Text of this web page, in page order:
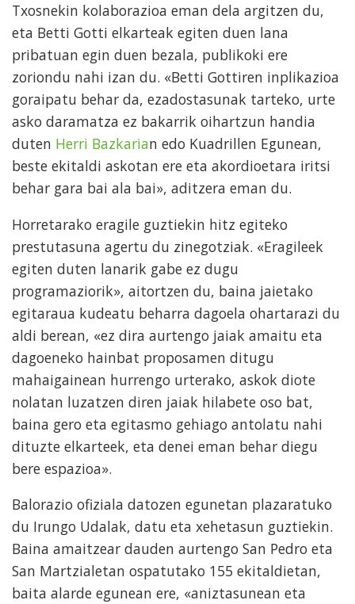
Txosnekin kolaborazioa eman dela argitzen du,
eta Betti Gotti elkarteak egiten duen lana
pribatuan egin duen bezala, publikoki ere
zoriondu nahi izan du. «Betti Gottiren inplikazioa
goraipatu behar da, ezadostasunak tarteko, urte
asko daramatza ez bakarrik oihartzun handia
duten Herri Bazkarian edo Kuadrillen Egunean,
beste ekitaldi askotan ere eta akordioetara iritsi
behar gara bai ala bai», aditzera eman du.
Horretarako eragile guztiekin hitz egiteko
prestutasuna agertu du zinegotziak. «Eragileek
egiten duten lanarik gabe ez dugu
programaziorik», aitortzen du, baina jaietako
egitaraua kudeatu beharra dagoela ohartarazi du
aldi berean, «ez dira aurtengo jaiak amaitu eta
dagoeneko hainbat proposamen ditugu
mahaigainean hurrengo urterako, askok diote
nolatan luzatzen diren jaiak hilabete oso bat,
baina gero eta egitasmo gehiago antolatu nahi
dituzte elkarteek, eta denei eman behar diegu
bere espazioa».
Balorazio ofiziala datozen egunetan plazaratuko
du Irungo Udalak, datu eta xehetasun guztiekin.
Baina amaitzear dauden aurtengo San Pedro eta
San Martzialetan ospatutako 155 ekitaldietan,
baita alarde egunean ere, «aniztasunean eta